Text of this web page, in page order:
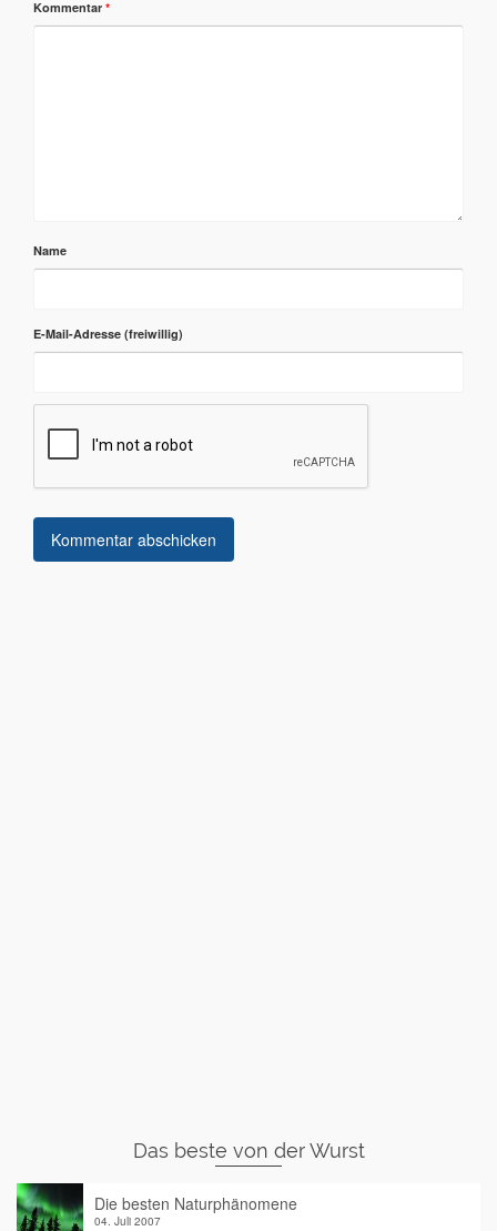
Kommentar *
Name
E-Mail-Adresse
Das beste von der Wurst
Die besten Naturphänomene
04. Juli 2007